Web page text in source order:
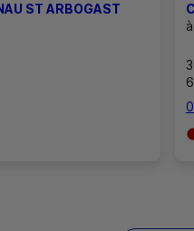
ST ARBOGAST
à